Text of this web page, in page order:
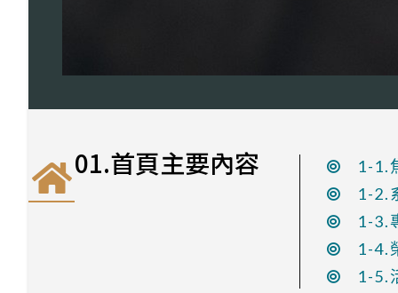
01.首頁主要內容
1-1.
1-2.
1-3.
1-4.
1-5.